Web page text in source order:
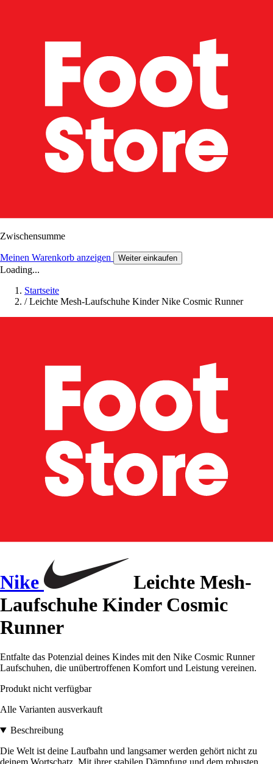
Zwischensumme
Meinen Warenkorb anzeigen Weiter einkaufen
Loading...
Startseite
/ Leichte Mesh-Laufschuhe Kinder Nike Cosmic Runner
Nike
Leichte Mesh-
Laufschuhe Kinder Cosmic
Runner
Entfalte das Potenzial deines Kindes mit den Nike Cosmic Runner
Laufschuhen, die unübertroffenen Komfort und Leistung vereinen.
Produkt nicht verfügbar
Alle Varianten ausverkauft
Beschreibung
Die Welt ist deine Laufbahn und langsamer werden gehört nicht zu